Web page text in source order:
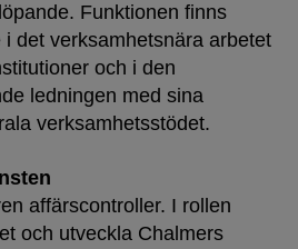
Funktionen finns
det verksamhetsnära arbetet
och i den
ledningen med sina
verksamhetsstödet.
affärscontroller. I rollen
och utveckla Chalmers